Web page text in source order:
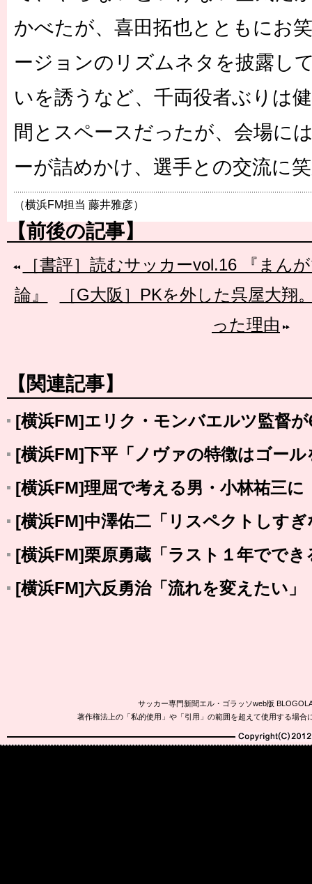
かべたが、喜田拓也とともにお
ージョンのリズムネタを披露し
いを誘うなど、千両役者ぶりは
間とスペースだったが、会場に
ーが詰めかけ、選手との交流に
（横浜FM担当 藤井雅彦）
【前後の記事】
［書評］読むサッカーvol.16 『まん
論』
［G大阪］PKを外した呉屋大翔
った理由
【関連記事】
[横浜FM]エリク・モンバエルツ監督
[横浜FM]下平「ノヴァの特徴はゴー
[横浜FM]理屈で考える男・小林祐三に
[横浜FM]中澤佑二「リスペクトしす
[横浜FM]栗原勇蔵「ラスト１年でで
[横浜FM]六反勇治「流れを変えたい」
サッカー専門新聞エル・ゴラッソweb版
著作権法上の「私的使用」や「引用」の範囲を超えて使用する場
Copyright(C)2010-